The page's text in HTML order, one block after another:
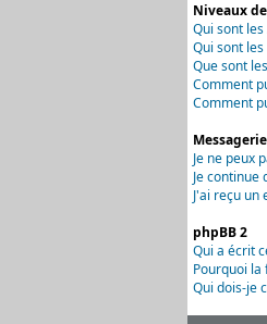
Niveaux
Qui sont
Qui sont
Que sont
Comment
Comment
Je ne peux
Je continue
J'ai reçu
phpBB 2
Qui a écrit
Pourquoi la
Qui dois-je